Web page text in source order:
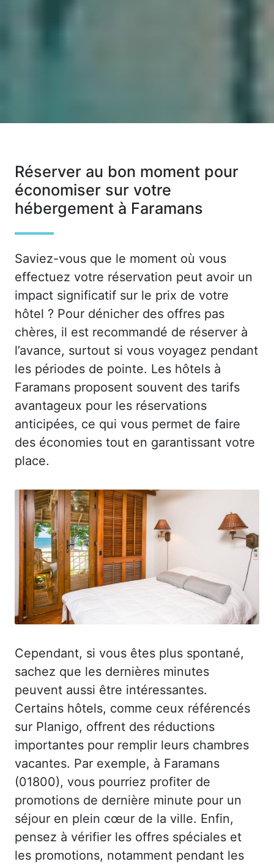
Réserver au bon moment pour
économiser sur votre
hébergement à Faramans
Saviez-vous que le moment où vous
effectuez votre réservation peut avoir un
impact significatif sur le prix de votre
hôtel ? Pour dénicher des offres pas
chères, il est recommandé de réserver à
l’avance, surtout si vous voyagez pendant
les périodes de pointe. Les hôtels à
Faramans proposent souvent des tarifs
avantageux pour les réservations
anticipées, ce qui vous permet de faire
des économies tout en garantissant votre
place.
Cependant, si vous êtes plus spontané,
sachez que les dernières minutes
peuvent aussi être intéressantes.
Certains hôtels, comme ceux référencés
sur Planigo, offrent des réductions
importantes pour remplir leurs chambres
vacantes. Par exemple, à Faramans
(01800), vous pourriez profiter de
promotions de dernière minute pour un
séjour en plein cœur de la ville. Enfin,
pensez à vérifier les offres spéciales et
les promotions, notamment pendant les